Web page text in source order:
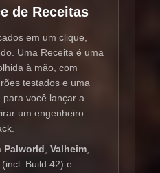
de Receitas
em um clique,
Uma Receita é uma
à mão, com
testados e uma
você lançar a
um engenheiro
Palworld Valheim
(incl. Build 42) e